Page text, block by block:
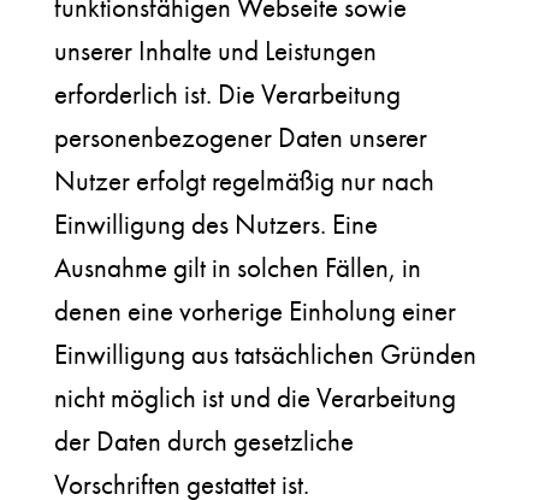
funktionsfähigen Webseite sowie
unserer Inhalte und Leistungen
erforderlich ist. Die Verarbeitung
personenbezogener Daten unserer
Nutzer erfolgt regelmäßig nur nach
Einwilligung des Nutzers. Eine
Ausnahme gilt in solchen Fällen, in
denen eine vorherige Einholung einer
Einwilligung aus tatsächlichen Gründen
nicht möglich ist und die Verarbeitung
der Daten durch gesetzliche
Vorschriften gestattet ist.